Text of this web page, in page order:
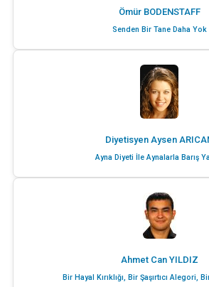
Ömür BODENSTAFF
Senden Bir Tane Daha Yok
Diyetisyen Aysen
Ayna Diyeti İle Aynalarla Barış
Ahmet Can YILDIZ
Bir Hayal Kırıklığı, Bir Şaşırtıcı Alegori,